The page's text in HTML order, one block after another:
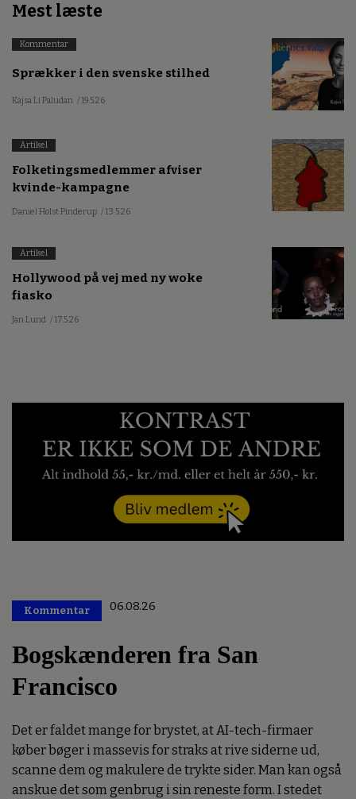
Mest læste
Kommentar
Sprækker i den svenske stilhed
Kajsa Li Paludan / 19.5.26
Artikel
Folketingsmedlemmer afviser
kvinde-kampagne
Daniel Holst Pinderup / 13.5.26
Artikel
Hollywood på vej med ny woke
fiasko
Jan Lund / 17.5.26
Kommentar 06.08.26
Bogskænderen fra San
Francisco
Det er faldet mange for brystet, at AI-tech-firmaer
køber bøger i massevis for straks at rive siderne ud,
scanne dem og makulere de trykte sider. Man kan også
anskue det som genbrug i sin reneste form. I stedet